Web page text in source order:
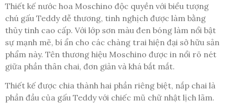
Thiết kế nước hoa Moschino độc quyền với biểu tượng
chú gấu Teddy dễ thương, tinh nghịch được làm bằng
thủy tinh cao cấp. Với lớp sơn màu đen bóng làm nổi bật
sự mạnh mẽ, bí ẩn cho các chàng trai hiện đại sở hữu sản
phẩm này. Tên thương hiệu Moschino được in nổi rõ nét
giữa phần thân chai, đơn giản và khá bắt mắt.
Thiết kế được chia thành hai phần riêng biệt, nắp chai là
phần đầu của gấu Teddy với chiếc mũ chữ nhật lịch lãm.